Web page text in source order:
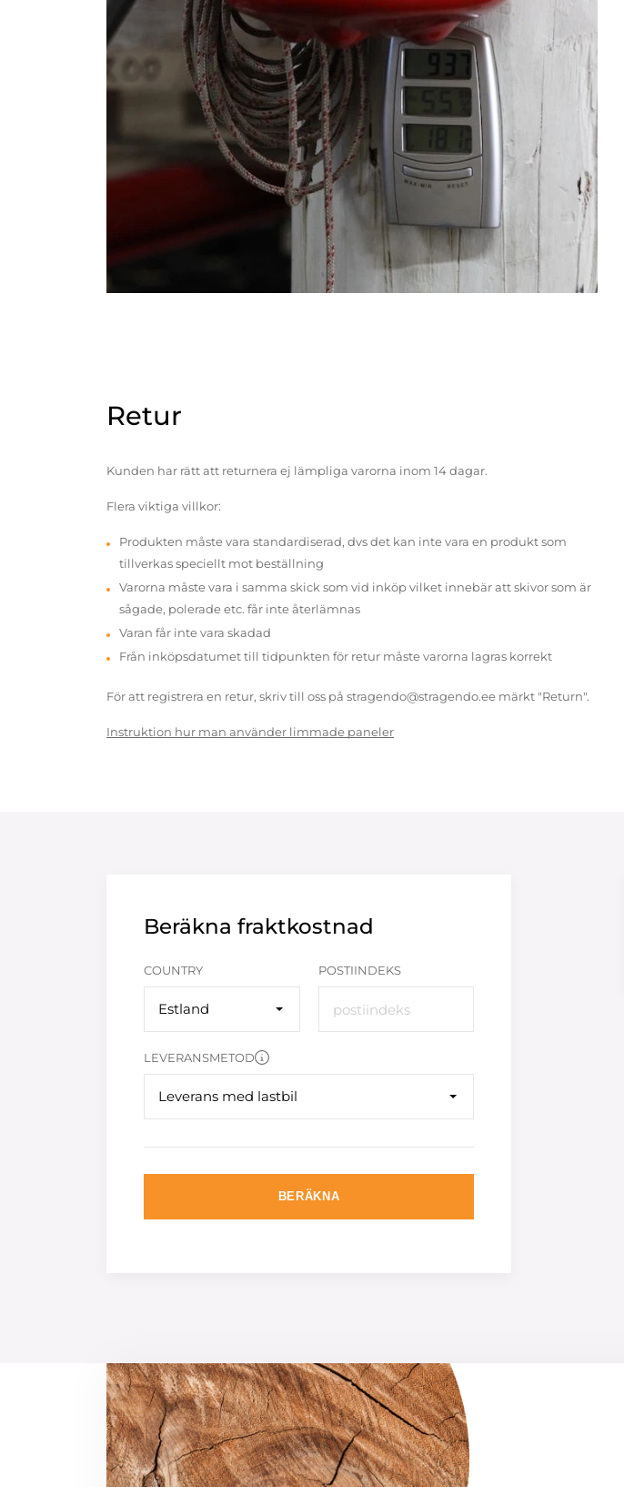
Retur
Kunden har rätt att returnera ej lämpliga varorna inom 14 dagar.
Flera viktiga villkor:
Produkten måste vara standardiserad, dvs det kan inte vara en produkt som
tillverkas speciellt mot beställning
Varorna måste vara i samma skick som vid inköp vilket innebär att skivor som är
sågade, polerade etc. får inte återlämnas
Varan får inte vara skadad
Från inköpsdatumet till tidpunkten för retur måste varorna lagras korrekt
För att registrera en retur, skriv till oss på stragendo@stragendo.ee märkt "Return".
Instruktion hur man använder limmade paneler
Beräkna fraktkostnad
COUNTRY
Estland
POSTIINDEKS
LEVERANSMETOD
Leverans med lastbil
BERÄKNA